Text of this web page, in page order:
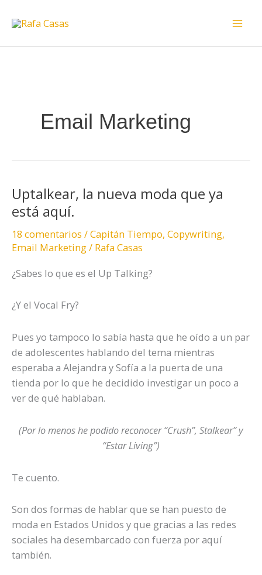
Email Marketing
Uptalkear, la nueva moda que ya
está aquí.
18 comentarios /Capitán Tiempo, Copywriting,
Email Marketing/ Rafa Casas
¿Sabes lo que es el Up Talking?
¿Y el Vocal Fry?
Pues yo tampoco lo sabía hasta que he oído a un par
de adolescentes hablando del tema mientras
esperaba a Alejandra y Sofía a la puerta de una
tienda por lo que he decidido investigar un poco a
ver de qué hablaban.
(Por lo menos he podido reconocer “Crush”, Stalkear” y
“Estar Living”)
Te cuento.
Son dos formas de hablar que se han puesto de
moda en Estados Unidos y que gracias a las redes
sociales ha desembarcado con fuerza por aquí
también.
Uptalkear,
la
moda
que
ya
está
aquí.